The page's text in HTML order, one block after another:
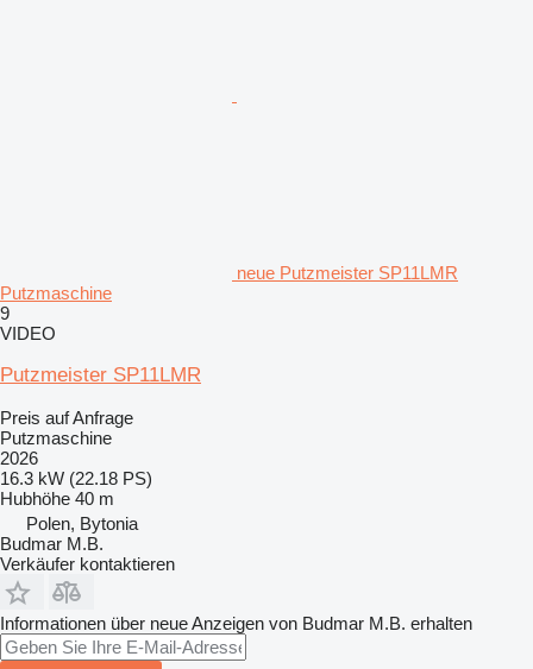
neue Putzmeister SP11LMR
Putzmaschine
9
VIDEO
Putzmeister SP11LMR
Preis auf Anfrage
Putzmaschine
2026
16.3 kW (22.18 PS)
Hubhöhe 40 m
Polen, Bytonia
Budmar M.B.
Verkäufer kontaktieren
Informationen über neue Anzeigen von Budmar M.B. erhalten